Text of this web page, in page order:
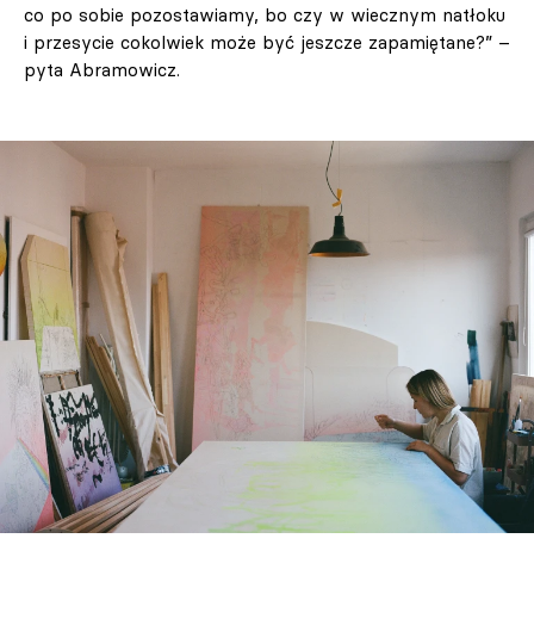
co po sobie pozostawiamy, bo czy w wiecznym natłoku
i przesycie cokolwiek może być jeszcze zapamiętane?” –
pyta Abramowicz.